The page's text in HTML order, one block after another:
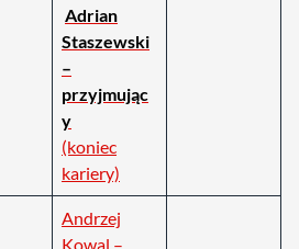
Adrian
Staszewski
–
przyjmując
y
(koniec
kariery)
Andrzej
Kowal –